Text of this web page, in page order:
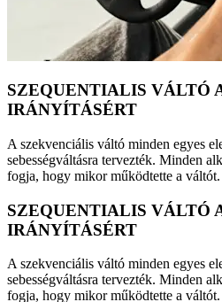
SZEQUENTIALIS VÁLTÓ
IRÁNYÍTÁSÉRT
A szekvenciális váltó minden egyes
sebességváltásra tervezték. Minden
fogja, hogy mikor működtette a váltót.
SZEQUENTIALIS VÁLTÓ
IRÁNYÍTÁSÉRT
A szekvenciális váltó minden egyes
sebességváltásra tervezték. Minden
fogja, hogy mikor működtette a váltót.